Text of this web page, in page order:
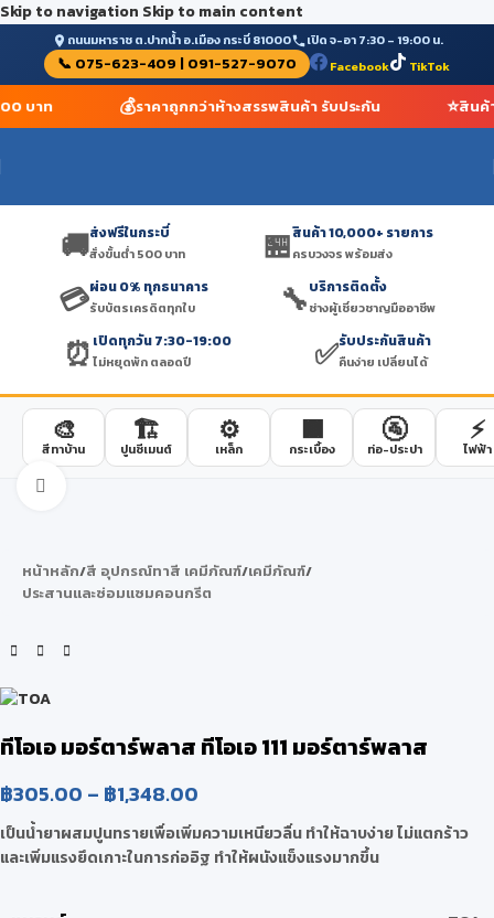
Skip to navigation Skip to main content
ถนนมหาราช ต.ปากน้ำ อ.เมือง กระบี่ 81000 เปิด จ-อา 7:30 – 19:00 น.
📞 075-623-409 | 091-527-9070 Facebook TikTok
บาท 💰ราคาถูกกว่าห้างสรรพสินค้า รับประกัน ⭐สินค้
🚚ส่งฟรีในกระบี่
สั่งขั้นต่ำ 500 บาท 🏪สินค้า 10,000+ รายการ
ครบวงจร พร้อมส่ง
💳ผ่อน 0% ทุกธนาคาร
รับบัตรเครดิตทุกใบ 🔧บริการติดตั้ง
ช่างผู้เชี่ยวชาญมืออาชีพ
⏰ เปิดทุกวัน 7:30-19:00
ไม่หยุดพัก ตลอดปี ✅รับประกันสินค้า
คืนง่าย เปลี่ยนได้
🎨
สีทาบ้าน
🏗️
ปูนซีเมนต์
⚙️
เหล็ก
🟫
กระเบื้อง
🚰
ท่อ-ประปา
⚡
ไฟฟ้า
Click to enlarge
หน้าหลัก/สี อุปกรณ์ทาสี เคมีภัณฑ์/เคมีภัณฑ์/
ประสานและซ่อมแซมคอนกรีต
ทีโอเอ มอร์ตาร์พลาส ทีโอเอ 111 มอร์ตาร์พลาส
฿305.00 – ฿1,348.00
เป็นน้ำยาผสมปูนทรายเพื่อเพิ่มความเหนียวลื่น ทำให้ฉาบง่าย ไม่แตกร้าว
และเพิ่มแรงยึดเกาะในการก่ออิฐ ทำให้ผนังแข็งแรงมากขึ้น